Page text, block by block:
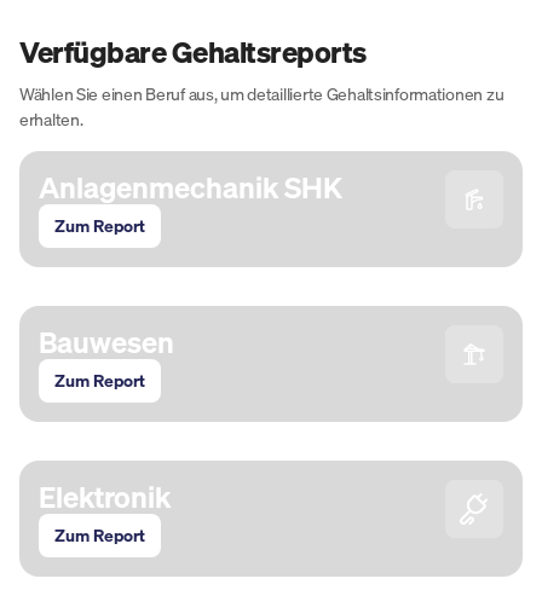
Verfügbare Gehaltsreports
Wählen Sie einen Beruf aus, um detaillierte Gehaltsinformationen zu
erhalten.
Zum Report
Anlagen­mechanik SHK
Zum Report
Bauwesen
Zum Report
Elektronik